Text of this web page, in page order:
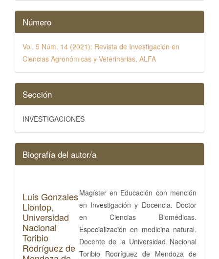
Número
Vol. 5 Núm. 14 (2021): Revista de Investigación en
Ciencias Agronómicas y Veterinarias, ALFA
Sección
INVESTIGACIONES
Biografía del autor/a
Luis Gonzales
Llontop,
Universidad
Nacional
Toribio
Rodríguez de
Magíster en Educación con mención
en Investigación y Docencia. Doctor
en Ciencias Biomédicas.
Especialización en medicina natural.
Docente de la Universidad Nacional
Toribio Rodríguez de Mendoza de